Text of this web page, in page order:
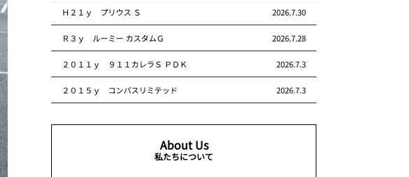
Ｈ２１ｙ プリウス Ｓ 2026.7.30
Ｒ３ｙ ルーミー カスタムＧ 2026.7.28
２０１１ｙ ９１１カレラＳ ＰＤＫ 2026.7.3
２０１５ｙ コンパスリミテッド 2026.7.3
About Us
私たちについて